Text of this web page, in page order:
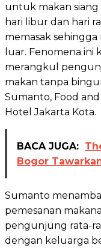
untuk makan siang
hari libur dan hari
memasak
luar. Fenomena
merangkul
makan tanpa
Sumanto, Food
Hotel Jakarta Kota.
BACA JUGA:
Bogor
Sumanto
pemesanan
pengunjung rata-
dengan keluarga